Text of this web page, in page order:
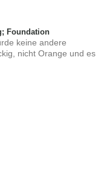
Foundation
keine andere
nicht Orange und es